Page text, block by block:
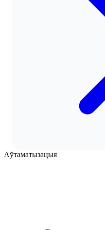
Аўтаматызацыя